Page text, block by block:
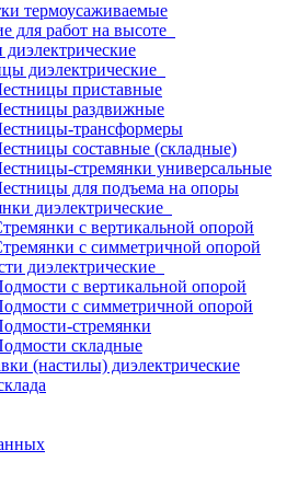
термоусаживаемые
для работ на высоте
диэлектрические
приставные
раздвижные
трансформеры
составные (складные)
стремянки универсальные
для подъема на опоры
диэлектрические
с вертикальной опорой
с симметричной опорой
диэлектрические
с вертикальной опорой
с симметричной опорой
стремянки
складные
(настилы) диэлектрические